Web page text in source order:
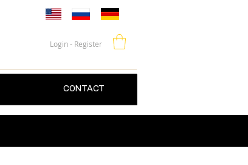
Login - Register
CONTACT